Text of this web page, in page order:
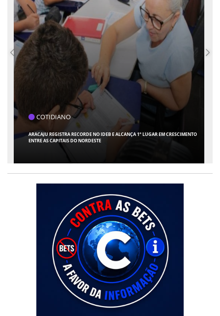
COTIDIANO
1ª TURMA DO TRT-SE MULTA EMPRESA APÓS ADVOGADA USAR INTELIGÊNCIA
ARTIFICIAL PARA INVENTAR PRECEDENTES JUDICIAIS